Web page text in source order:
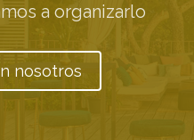
a organizarlo
nosotros